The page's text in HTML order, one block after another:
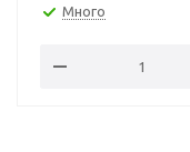
Много